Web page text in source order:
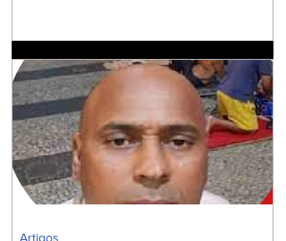
Comissões formadas por Advogados e
Advogadas com a missão de trabalharem com
a Garantia Constitucional inscrita no art. 133 da
nossa Carta Política de 1988, realizando um
grandioso Projeto de Participação da Ordem
dos Advogados na preparação dos
profissionais da Advocacia para aperfe
Artigos